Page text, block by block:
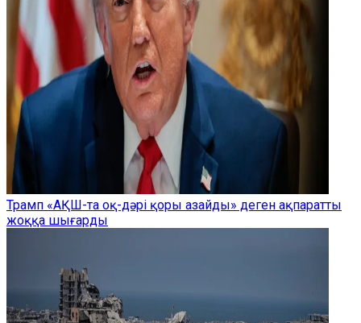
Трамп «АҚШ-та оқ-дәрі қоры азайды» деген ақпаратты
жоққа шығарды